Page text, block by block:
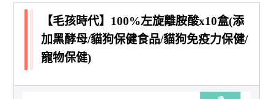
【毛孩時代】100%左旋離胺酸x10盒(添
加黑酵母/貓狗保健食品/貓狗免疫力保健/
寵物保健)